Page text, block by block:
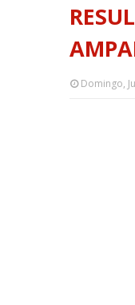
Domingo,